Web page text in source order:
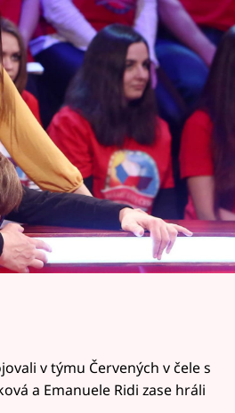
v ateliéru i proč to
v týmu Červených v čele s
a Emanuele Ridi zase hráli